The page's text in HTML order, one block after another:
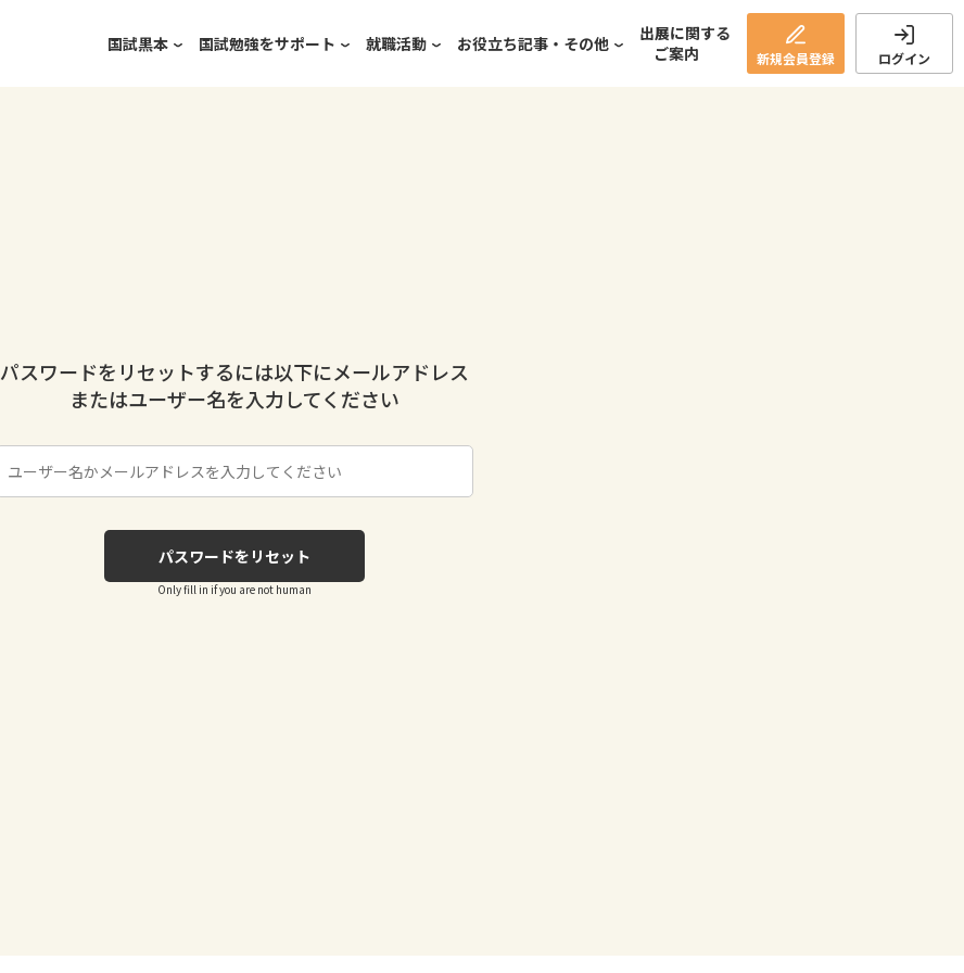
国試黒本 国試勉強をサポート 就職活動 お役立ち記事・その他
出展に関する
ご案内
新規会員登録 ログイン
パスワードをリセットするには以下にメールアドレス
またはユーザー名を入力してください
Only fill in if you are not human